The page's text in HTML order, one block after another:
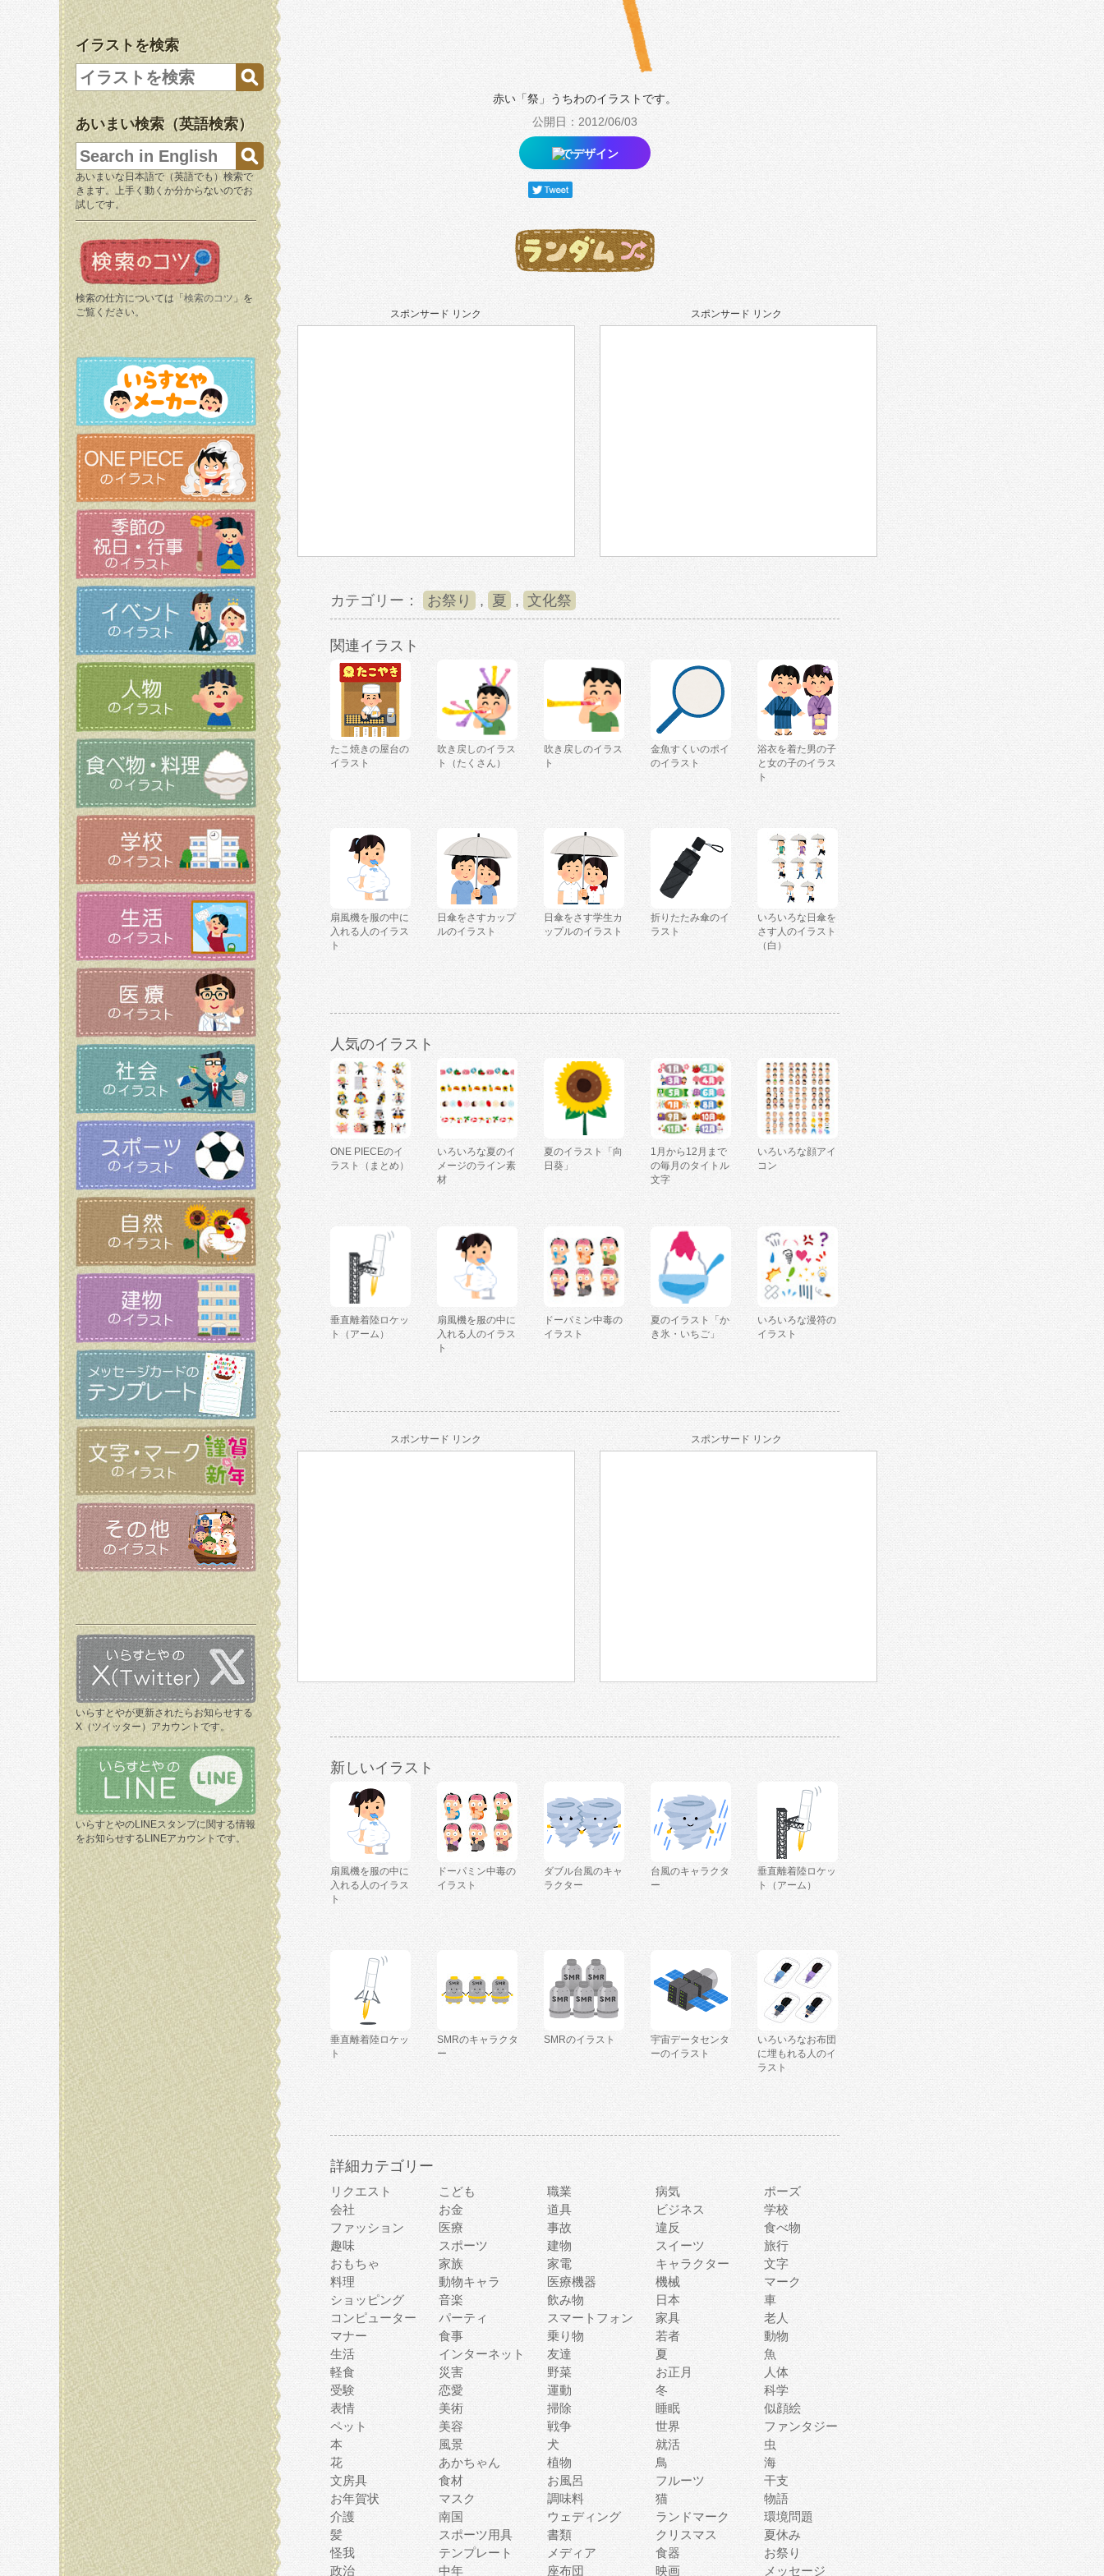
イラストを検索
あいまい検索（英語検索）
あいまいな日本語で（英語でも）検索で
きます。上手く動くか分からないのでお
試しです。
検索の仕方については「 検索のコツ 」を
ご覧ください。
いらすとやが更新されたらお知らせする
X（ツイッター）アカウントです。
いらすとやのLINEスタンプに関する情報
をお知らせするLINEアカウントです。
赤い「祭」うちわのイラストです。
公開日：2012/06/03
でデザイン
スポンサード リンク スポンサード リンク
カテゴリー： お祭り , 夏 , 文化祭
関連イラスト
たこ焼きの屋台の
イラスト
吹き戻しのイラス
ト（たくさん）
吹き戻しのイラス
ト
金魚すくいのポイ
のイラスト
浴衣を着た男の子
と女の子のイラス
ト
扇風機を服の中に
入れる人のイラス
ト
日傘をさすカップ
ルのイラスト
日傘をさす学生カ
ップルのイラスト
折りたたみ傘のイ
ラスト
いろいろな日傘を
さす人のイラスト
（白）
人気のイラスト
ONE PIECEのイ
ラスト（まとめ）
いろいろな夏のイ
メージのライン素
材
夏のイラスト「向
日葵」
1月から12月まで
の毎月のタイトル
文字
いろいろな顔アイ
コン
垂直離着陸ロケッ
ト（アーム）
扇風機を服の中に
入れる人のイラス
ト
ドーパミン中毒の
イラスト
夏のイラスト「か
き氷・いちご」
いろいろな漫符の
イラスト
スポンサード リンク スポンサード リンク
新しいイラスト
扇風機を服の中に
入れる人のイラス
ト
ドーパミン中毒の
イラスト
ダブル台風のキャ
ラクター
台風のキャラクタ
ー
垂直離着陸ロケッ
ト（アーム）
垂直離着陸ロケッ
ト
SMRのキャラクタ
ー
SMRのイラスト
宇宙データセンタ
ーのイラスト
いろいろなお布団
に埋もれる人のイ
ラスト
詳細カテゴリー
リクエスト こども 職業 病気
ポーズ
会社
お金 道具 ビジネス
学校
ファッション
医療 事故 違反
食べ物
趣味
スポーツ 建物 スイーツ
旅行
おもちゃ
家族 家電 キャラクター
文字
料理
動物キャラ 医療機器 機械
マーク
ショッピング
音楽 飲み物 日本
車
コンピューター
パーティ スマートフォン 家具
老人
マナー
食事 乗り物 若者
動物
生活
インターネット 友達 夏
魚
軽食
災害 野菜 お正月
人体
受験
恋愛 運動 冬
科学
表情
美術 掃除 睡眠
似顔絵
ペット
美容 戦争 世界
ファンタジー
本
風景 犬 就活
虫
花
あかちゃん 植物 鳥
海
文房具
食材 お風呂 フルーツ
干支
お年賀状
マスク 調味料 猫
物語
介護
南国 ウェディング ランドマーク
環境問題
髪
スポーツ用具 書類 クリスマス
夏休み
怪我
テンプレート メディア 食器
お祭り
政治
中年 座布団 映画 メッセージ